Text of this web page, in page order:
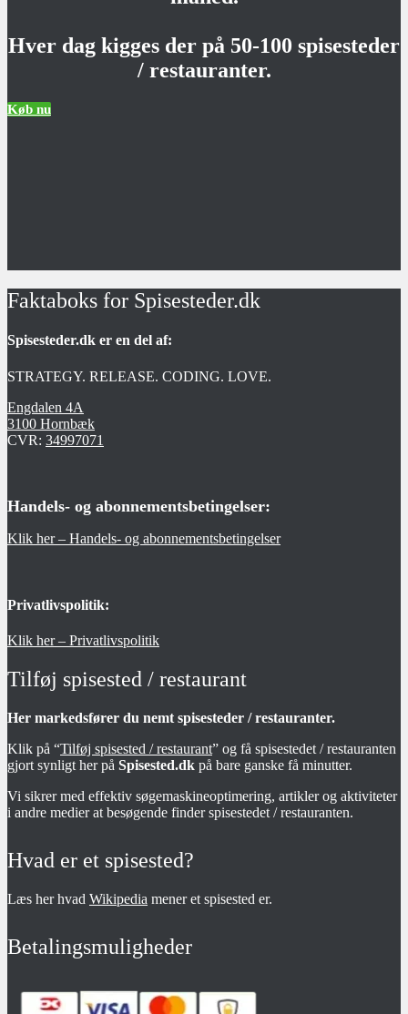
Hver dag kigges der på 50-100 spisesteder
/ restauranter.
Køb nu
Faktaboks for Spisesteder.dk
Spisesteder.dk er en del af:
STRATEGY. RELEASE. CODING. LOVE.
Engdalen 4A
3100 Hornbæk
CVR: 34997071
Handels- og abonnementsbetingelser:
Klik her – Handels- og abonnementsbetingelser
Privatlivspolitik:
Klik her – Privatlivspolitik
Tilføj spisested / restaurant
Her markedsfører du nemt spisesteder / restauranter.
Klik på “Tilføj spisested / restaurant” og få spisestedet / restauranten
gjort synligt her på Spisested.dk på bare ganske få minutter.
Vi sikrer med effektiv søgemaskineoptimering, artikler og aktiviteter
i andre medier at besøgende finder spisestedet / restauranten.
Hvad er et spisested?
Læs her hvad Wikipedia mener et spisested er.
Betalingsmuligheder